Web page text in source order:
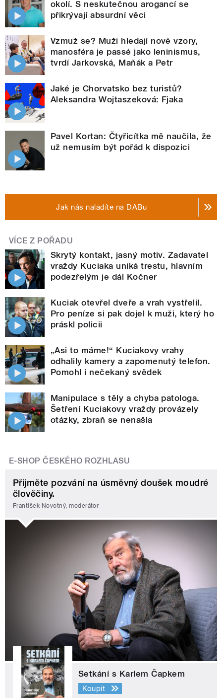
okolí. S neskutečnou arogancí se
přikrývají absurdní věci
Vzmuž se? Muži hledají nové vzory,
manosféra je passé jako leninismus,
tvrdí Jarkovská, Maňák a Petr
Jaké je Chorvatsko bez turistů?
Aleksandra Wojtaszeková: Fjaka
Pavel Kortan: Čtyřicítka mě naučila, že
už nemusím být pořád k dispozici
Jak nás naladíte na DABu
VÍCE Z POŘADU
Skrytý kontakt, jasný motiv. Zadavatel
vraždy Kuciaka uniká trestu, hlavním
podezřelým je dál Kočner
Kuciak otevřel dveře a vrah vystřelil.
Pro peníze si pak dojel k muži, který ho
práskl policii
„Asi to máme!“ Kuciakovy vrahy
odhalily kamery a zapomenutý telefon.
Pomohl i nečekaný svědek
Manipulace s těly a chyba patologa.
Šetření Kuciakovy vraždy provázely
otázky, zbraň se nenašla
E-SHOP ČESKÉHO ROZHLASU
Přijměte pozvání na úsměvný doušek moudré
člověčiny.
František Novotný, moderátor
Setkání s Karlem Čapkem
Koupit